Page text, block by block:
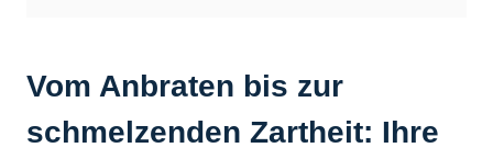
Vom Anbraten bis zur
schmelzenden Zartheit: Ihre